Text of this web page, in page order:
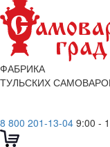
ФАБРИКА
ТУЛЬСКИХ
8 800 201-13-04 9:00 -